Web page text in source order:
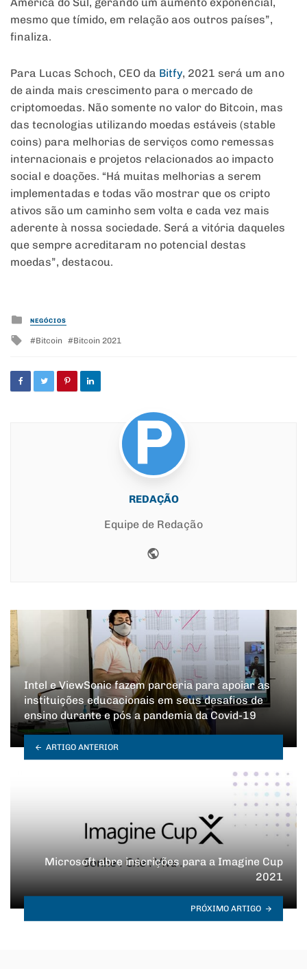
mesmo que tímido, em relação aos outros países”,
finaliza.
Para Lucas Schoch, CEO da Bitfy, 2021 será um ano
de ainda mais crescimento para o mercado de
criptomoedas. Não somente no valor do Bitcoin, mas
das tecnologias utilizando moedas estáveis (stable
coins) para melhorias de serviços como remessas
internacionais e projetos relacionados ao impacto
social e doações. “Há muitas melhorias a serem
implementadas e todas vão mostrar que os cripto
ativos são um caminho sem volta e cada vez mais
aderente à nossa sociedade. Será a vitória daqueles
que sempre acreditaram no potencial destas
moedas”, destacou.
Posted
in
NEGÓCIOS
Tagged
Bitcoin Bitcoin 2021
REDAÇÃO
Equipe de Redação
Intel e ViewSonic fazem parceria para apoiar as
instituições educacionais em seus desafios de
ensino durante e pós a pandemia da Covid-19
ARTIGO ANTERIOR
Microsoft abre inscrições para a Imagine Cup
2021
PRÓXIMO ARTIGO